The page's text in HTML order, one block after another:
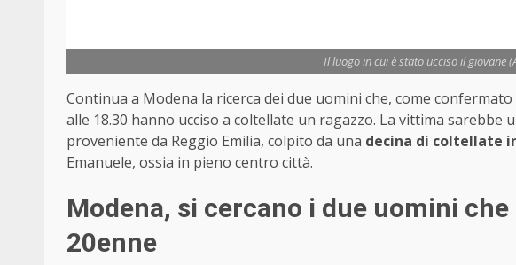
Il luogo in cui è stato ucciso il giovane
Continua a Modena la ricerca dei due uomini che, come
alle 18.30 hanno ucciso a coltellate un ragazzo. La vittima sarebbe
proveniente da Reggio Emilia, colpito da una decina di coltellate
Emanuele, ossia in pieno centro città.
Modena, si cercano i due uomini
20enne